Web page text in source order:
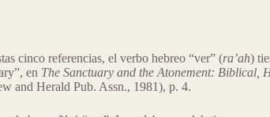
cinco referencias, el verbo hebreo “ver” (ra’ah)
en The Sanctuary and the Atonement: Biblical,
and Herald Pub. Assn., 1981), p. 4.